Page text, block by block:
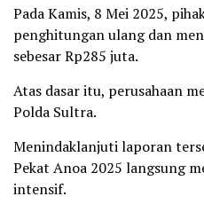
Pada Kamis, 8 Mei 2025,
penghitungan ulang dan
sebesar Rp285 juta.
Atas dasar itu, perusahaan
Polda Sultra.
Menindaklanjuti laporan
Pekat Anoa 2025 langsung
intensif.